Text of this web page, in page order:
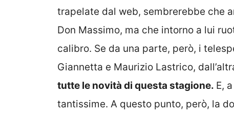
trapelate dal web, sembrerebbe che
Don Massimo, ma che intorno a lui
calibro. Se da una parte, però, i
Giannetta e Maurizio Lastrico,
tutte le novità di questa stagione. E,
tantissime. A questo punto, però, la